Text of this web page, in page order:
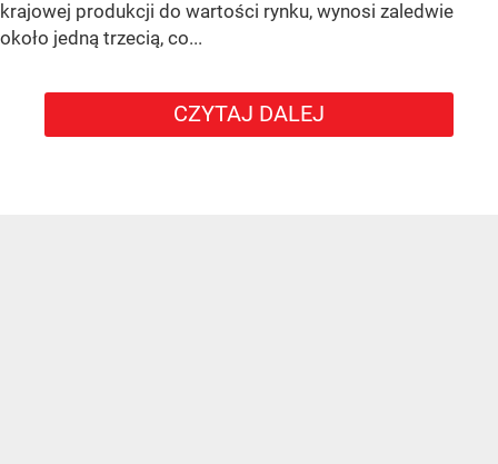
krajowej produkcji do wartości rynku, wynosi zaledwie
około jedną trzecią, co...
CZYTAJ DALEJ